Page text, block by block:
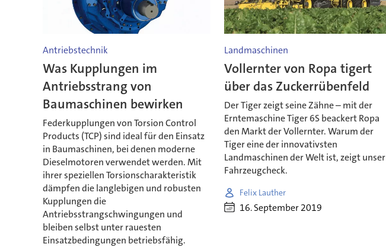
Antriebstechnik
Was Kupplungen im
Antriebsstrang von
Baumaschinen bewirken
Federkupplungen von Torsion Control
Products (TCP) sind ideal für den Einsatz
in Baumaschinen, bei denen moderne
Dieselmotoren verwendet werden. Mit
ihrer speziellen Torsionscharakteristik
dämpfen die langlebigen und robusten
Kupplungen die
Antriebsstrangschwingungen und
bleiben selbst unter rauesten
Einsatzbedingungen betriebsfähig.
Landmaschinen
Vollernter von Ropa tigert
über das Zuckerrübenfeld
Der Tiger zeigt seine Zähne – mit der
Erntemaschine Tiger 6S beackert Ropa
den Markt der Vollernter. Warum der
Tiger eine der innovativsten
Landmaschinen der Welt ist, zeigt unser
Fahrzeugcheck.
Felix Lauther
16. September 2019